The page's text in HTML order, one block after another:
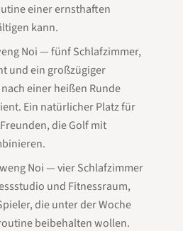
einer ernsthaften
kann.
Noi — fünf Schlafzimmer,
und ein großzügiger
einer heißen Runde
Ein natürlicher Platz für
die Golf mit
Noi — vier Schlafzimmer
und Fitnessraum,
die unter der Woche
beibehalten wollen.